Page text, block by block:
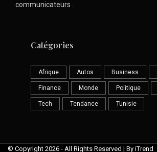
communicateurs .
Catégories
Afrique Autos Business
Finance Monde Politique
Tech Tendance Tunisie
© Copyright 2026 - All Rights Reserved | By iTrend